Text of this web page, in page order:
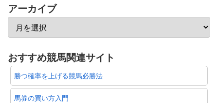
アーカイブ
おすすめ競馬関連サイト
勝つ確率を上げる競馬必勝法
馬券の買い方入門